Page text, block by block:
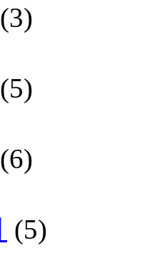
(3)
(5)
(6)
(5)